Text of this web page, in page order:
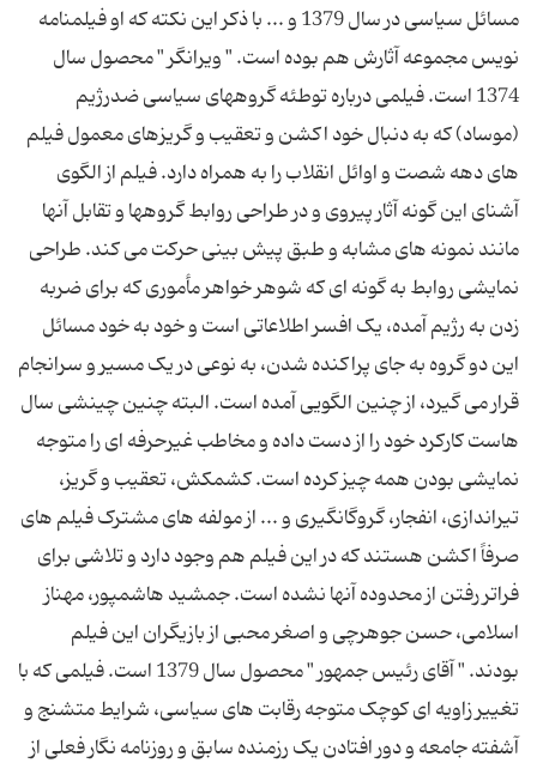
مسائل سیاسی در سال 1379 و ... با ذکر این نکته که او فیلمنامه
نویس مجموعه آثارش هم بوده است. " ویرانگر " محصول سال
1374 است. فیلمی درباره توطئه گروههای سیاسی ضدرژیم
(موساد) که به دنبال خود اکشن و تعقیب و گریزهای معمول فیلم
های دهه شصت و اوائل انقلاب را به همراه دارد. فیلم از الگوی
آشنای این گونه آثار پیروی و در طراحی روابط گروهها و تقابل آنها
مانند نمونه های مشابه و طبق پیش بینی حرکت می کند. طراحی
نمایشی روابط به گونه ای که شوهر خواهر مأموری که برای ضربه
زدن به رژیم آمده، یک افسر اطلاعاتی است و خود به خود مسائل
این دو گروه به جای پراکنده شدن، به نوعی در یک مسیر و سرانجام
قرار می گیرد، از چنین الگویی آمده است. البته چنین چینشی سال
هاست کارکرد خود را از دست داده و مخاطب غیرحرفه ای را متوجه
نمایشی بودن همه چیز کرده است. کشمکش، تعقیب و گریز،
تیراندازی، انفجار، گروگانگیری و ... از مولفه های مشترک فیلم های
صرفاً اکشن هستند که در این فیلم هم وجود دارد و تلاشی برای
فراتر رفتن از محدوده آنها نشده است. جمشید هاشمپور، مهناز
اسلامی، حسن جوهرچی و اصغر محبی از بازیگران این فیلم
بودند. " آقای رئیس جمهور " محصول سال 1379 است. فیلمی که با
تغییر زاویه ای کوچک متوجه رقابت های سیاسی، شرایط متشنج و
آشفته جامعه و دور افتادن یک رزمنده سابق و روزنامه نگار فعلی از